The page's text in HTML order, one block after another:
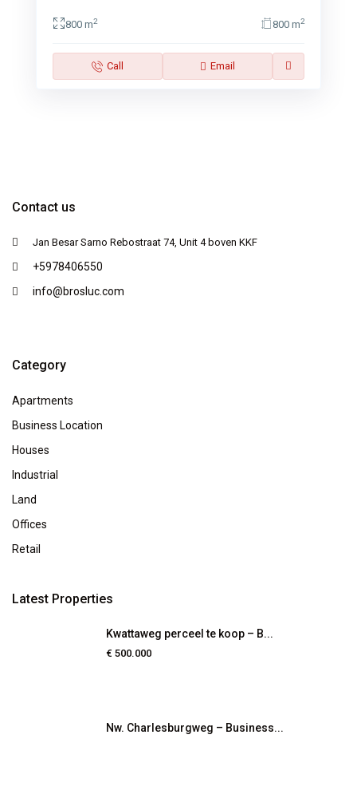
800 m2 800 m2
Call Email
Contact us
Jan Besar Sarno Rebostraat 74, Unit 4 boven KKF
+5978406550
info@brosluc.com
Category
Apartments
Business Location
Houses
Industrial
Land
Offices
Retail
Latest Properties
Kwattaweg perceel te koop – B...
€ 500.000
Nw. Charlesburgweg – Business...